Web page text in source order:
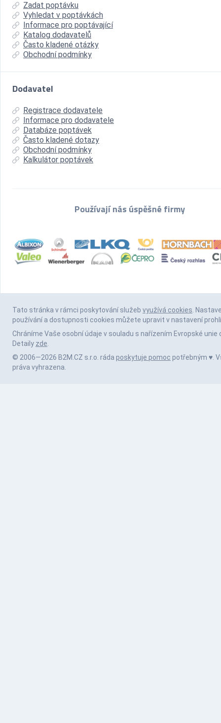
Zadat poptávku
Vyhledat v poptávkách
Informace pro poptávající
Katalog dodavatelů
Často kladené otázky
Obchodní podmínky
Dodavatel
Registrace dodavatele
Informace pro dodavatele
Databáze poptávek
Často kladené dotazy
Obchodní podmínky
Kalkulátor poptávek
Používají nás úspěšné firmy
Tato stránka v rámci poskytování služeb využívá cookies.
používání a dostupnosti cookies můžete upravit v nastavení
Chráníme Vaše osobní údaje v souladu s nařízením Evropské unie
Detaily zde.
© 2006—2026 B2M.CZ s.r.o. ráda poskytuje pomoc potřebným ♥️.
práva vyhrazena.